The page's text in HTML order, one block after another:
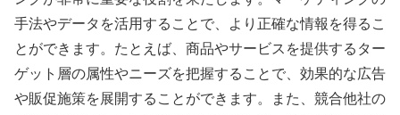
手法やデータを活用することで、より正確な情報を得るこ
とができます。たとえば、商品やサービスを提供するター
ゲット層の属性やニーズを把握することで、効果的な広告
や販促施策を展開することができます。また、競合他社の